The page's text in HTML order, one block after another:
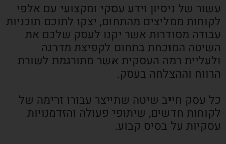
עשור של ניסיון וידע עסקי ומקצועי עם אלפי
לקוחות ממליצים מהתחום, יצקו לתוכם תוכניות
עבודה מסודרות אשר יקנו לעסק שלכם את
השיטה המוכחת בתחום לקפיצת מדרגה
ולעליית רמה העסקית אשר מתורגמת לשורת
הרווח וההצלחה בעסק.
כל עסק חייב שיטה שתייצר עבורו זרימה של
לקוחות חדשים, שיתופי פעולה והזדמנויות
עסקיות על בסיס קבוע.